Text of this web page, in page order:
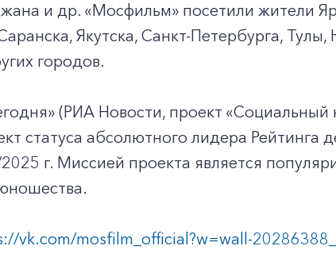
и др. «Мосфильм» посетили жители
Якутска, Санкт-Петербурга,
городов.
(РИА Новости, проект «Социальный
статуса абсолютного лидера Рейтинга
г. Миссией проекта является
vk.com/mosfilm_official?w=wall-